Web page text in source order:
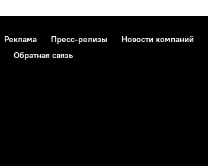
Реклама Пресс-релизы Новости компаний
Обратная связь